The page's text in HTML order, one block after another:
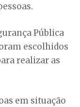
Pública
escolhidos
realizar as
em situação